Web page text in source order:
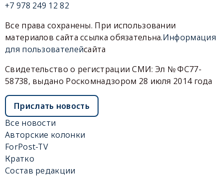
+7 978 249 12 82
Все права сохранены. При использовании
материалов сайта ссылка обязательна.Информация
для пользователейсайта
Свидетельство о регистрации СМИ: Эл № ФС77-
58738, выдано Роскомнадзором 28 июля 2014 года
Прислать новость
Все новости
Авторские колонки
ForPost-TV
Кратко
Состав редакции